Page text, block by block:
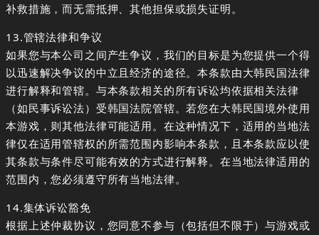
补救措施，而无需抵押、其他担保或损失证明。
13.管辖法律和争议
如果您与本公司之间产生争议，我们的目标是为您提供一个得
以迅速解决争议的中立且经济的途径。本条款由大韩民国法律
进行解释和管辖。与本条款相关的所有诉讼均依据相关法律
（如民事诉讼法）受韩国法院管辖。若您在大韩民国境外使用
本游戏，则其他法律可能适用。在这种情况下，适用的当地法
律仅在适用管辖权的所需范围内影响本条款，且本条款应以使
其条款与条件尽可能有效的方式进行解释。在当地法律适用的
范围内，您必须遵守所有当地法律。
14.集体诉讼豁免
根据上述仲裁协议，您同意不参与（包括但不限于）与游戏或